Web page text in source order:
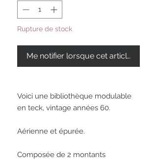
Rupture de stock
Me notifier lorsque cet article est
Voici une bibliothèque modulable
en teck, vintage années 60.
Aérienne et épurée.
Composée de 2 montants